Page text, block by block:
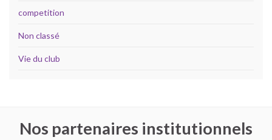
competition
Non classé
Vie du club
Nos partenaires institutionnels